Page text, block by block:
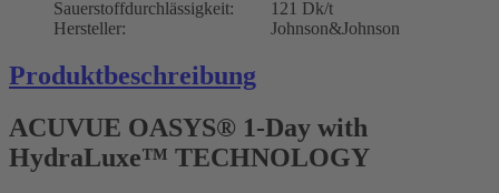
Sauerstoffdurchlässigkeit:
121 Dk/t
Hersteller:
Johnson&Johnson
Produktbeschreibung
ACUVUE OASYS® 1-Day with
HydraLuxe™ TECHNOLOGY